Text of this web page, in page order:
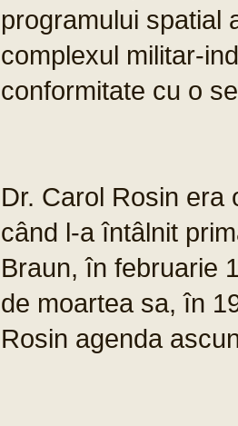
programului spatial
complexul militar-
conformitate cu o
Dr. Carol Rosin era
când l-a întâlnit
Braun, în februarie
de moartea sa, în
Rosin agenda